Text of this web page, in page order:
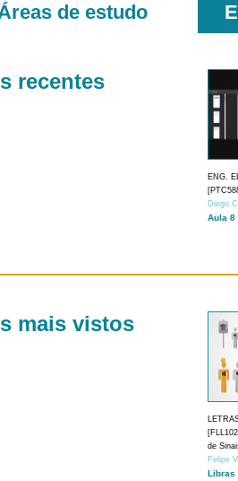
de estudo
recentes
ENG.
Diego
Aula 8
mais vistos
de
Felipe
Libras